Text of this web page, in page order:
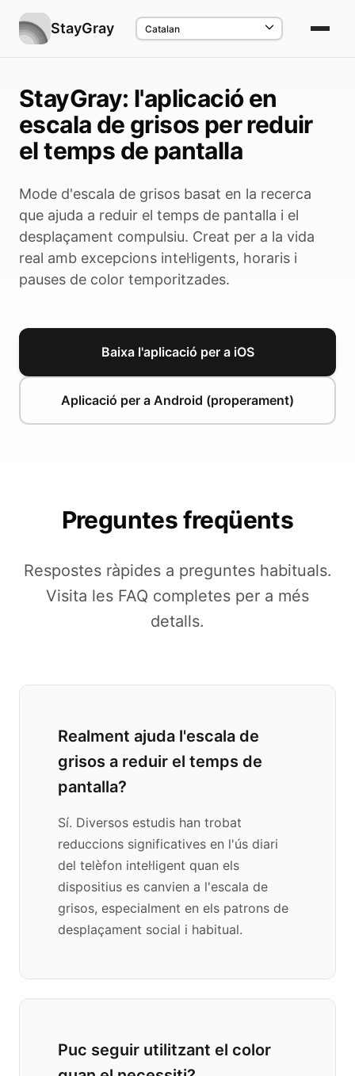
StayGray
StayGray: l'aplicació en
escala de grisos per reduir
el temps de pantalla
Mode d'escala de grisos basat en la recerca
que ajuda a reduir el temps de pantalla i el
desplaçament compulsiu. Creat per a la vida
real amb excepcions intel·ligents, horaris i
pauses de color temporitzades.
Baixa l'aplicació per a iOS
Aplicació per a Android (properament)
Preguntes freqüents
Respostes ràpides a preguntes habituals.
Visita les FAQ completes per a més
detalls.
Realment ajuda l'escala de
grisos a reduir el temps de
pantalla?
Sí. Diversos estudis han trobat
reduccions significatives en l'ús diari
del telèfon intel·ligent quan els
dispositius es canvien a l'escala de
grisos, especialment en els patrons de
desplaçament social i habitual.
Puc seguir utilitzant el color